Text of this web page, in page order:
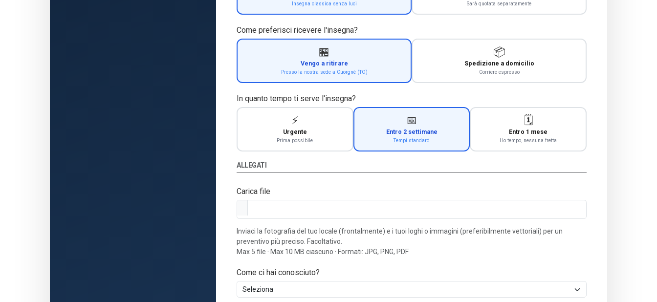
Insegna classica senza luci Sarà quotata separatamente
Come preferisci ricevere l'insegna?
🏪
Vengo a ritirare
Presso la nostra sede a Cuorgnè (TO)
📦
Spedizione a domicilio
Corriere espresso
In quanto tempo ti serve l'insegna?
⚡
Urgente
Prima possibile
📅
Entro 2 settimane
Tempi standard
🗓️
Entro 1 mese
Ho tempo, nessuna fretta
ALLEGATI
Carica file
Inviaci la fotografia del tuo locale (frontalmente) e i tuoi loghi o immagini (preferibilmente vettoriali) per un
preventivo più preciso. Facoltativo.
Max 5 file · Max 10 MB ciascuno · Formati: JPG, PNG, PDF
Come ci hai conosciuto?